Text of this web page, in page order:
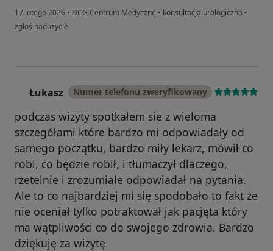
17 lutego 2026 • DCG Centrum Medyczne • konsultacja urologiczna •
w opinii użytkownika Agnieszka
zgłoś nadużycie
Łukasz Numer telefonu zweryfikowany
podczas wizyty spotkałem sie z wieloma
szczegółami które bardzo mi odpowiadały od
samego początku, bardzo miły lekarz, mówił co
robi, co będzie robił, i tłumaczył dlaczego,
rzetelnie i zrozumiale odpowiadał na pytania.
Ale to co najbardziej mi się spodobało to fakt że
nie oceniał tylko potraktował jak pacjęta który
ma wątpliwości co do swojego zdrowia. Bardzo
dziękuję za wizytę